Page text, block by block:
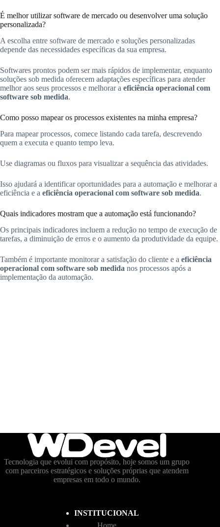
É melhor utilizar software de mercado ou desenvolver uma solução
personalizada?
A escolha entre software de mercado e soluções personalizadas
depende das necessidades específicas da sua empresa.
Softwares prontos podem ser mais rápidos de implementar, enquanto
soluções sob medida oferecem adaptações específicas para atender
melhor aos seus processos e melhorar a eficiência operacional com
software sob medida.
Como posso mapear os processos existentes na minha empresa?
Para mapear processos, comece listando cada tarefa, descrevendo
quem a executa e quanto tempo leva.
Use diagramas ou fluxos para visualizar a sequência das atividades.
Isso ajudará a identificar oportunidades para a automação e melhorar a
eficiência e a eficiência operacional com software sob medida.
Quais indicadores mostram que a automação está funcionando?
Os principais indicadores incluem a redução no tempo de execução de
tarefas, a diminuição de erros e o aumento da produtividade da equipe.
Também é importante monitorar a satisfação do cliente e a eficiência
operacional com software sob medida nos processos após a
implementação da automação.
Tecnologia que evolui com propósito, hoje somos um grupo
com parceiros estratégicos e soluções próprias que atendem
empresas em todo o mundo.
INSTITUCIONAL
Home